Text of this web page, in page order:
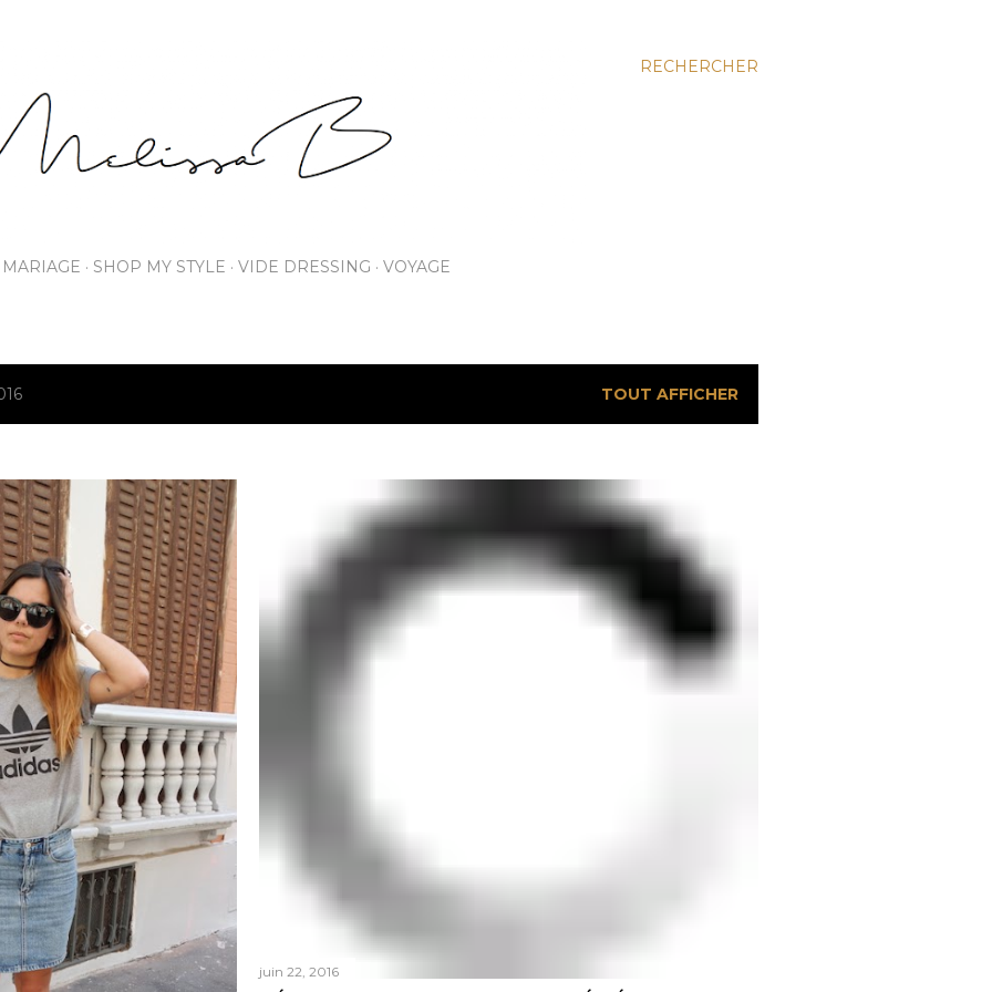
RECHERCHER
MARIAGE SHOP MY STYLE VIDE DRESSING VOYAGE
TOUT AFFICHER
juin 22, 2016